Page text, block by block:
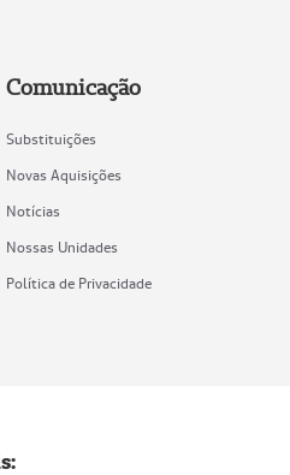
Comunicação
Substituições
Novas Aquisições
Notícias
Nossas Unidades
Política de Privacidade